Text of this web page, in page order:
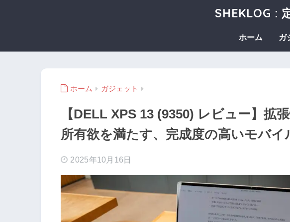
SHEKLOG :
ホーム ガ
ホーム ガジェット
【DELL XPS 13 (9350) レビュー】拡
所有欲を満たす、完成度の高いモバイ
2025年10月16日